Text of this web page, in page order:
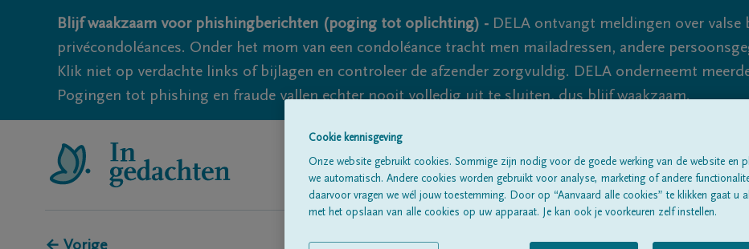
Blijf waakzaam voor phishingberichten (poging tot oplichting) - DELA ontvangt meldingen over valse
privécondoléances. Onder het mom van een condoléance tracht men mailadressen, andere
Klik niet op verdachte links of bijlagen en controleer de afzender zorgvuldig. DELA onderneemt
Pogingen tot phishing en fraude vallen echter nooit volledig uit te sluiten, dus blijf waakzaam.
Alle rouwberichtenOver ons
← Vorige
Cookie kennisgeving
Onze website gebruikt cookies. Sommige zijn nodig voor de goede werking van de website en
we automatisch. Andere cookies worden gebruikt voor analyse, marketing of andere
daarvoor vragen we wél jouw toestemming. Door op “Aanvaard alle cookies” te klikken gaat u
met het opslaan van alle cookies op uw apparaat. Je kan ook je voorkeuren zelf instellen.